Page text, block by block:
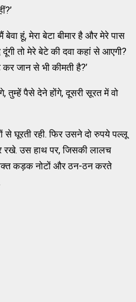
हूं, मेरा बेटा बीमार है और मेरे पास
तो मेरे बेटे की दवा कहां से आएगी?
जान से भी कीमती है?’
तुम्हें पैसे देने होंगे, दूसरी सूरत में वो
घूरती रही. फिर उसने दो रुपये पल्लू
उस हाथ पर, जिसकी लालच
कड़क नोटों और ठन-ठन करते